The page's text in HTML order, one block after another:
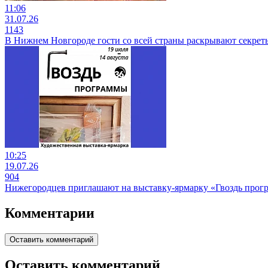
11:06
31.07.26
1143
В Нижнем Новгороде гости со всей страны раскрывают
10:25
19.07.26
904
Нижегородцев приглашают на выставку-ярмарку «Гвоздь
Комментарии
Оставить комментарий